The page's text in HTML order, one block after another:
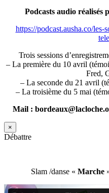
Podcasts audio réalisés
https://podcast.ausha.co/
Trois sessions
– La première du 10 avril
Fred,
– La seconde du 21 avril
– La troisième du 5 mai
Mail :
×
Débattre
Slam /danse « Marche